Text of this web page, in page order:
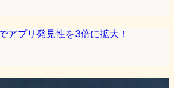
アプリ発見性を3倍に拡大！